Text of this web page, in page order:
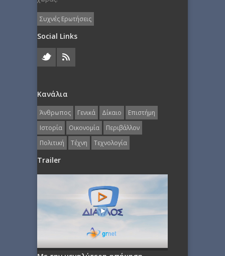
Συχνές Ερωτήσεις
Social Links
Κανάλια
Άνθρωπος Γενικά Δίκαιο
Επιστήμη
Ιστορία
Οικονομία
Περιβάλλον
Πολιτική
Τέχνη Τεχνολογία
Trailer